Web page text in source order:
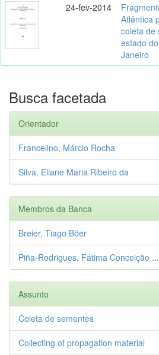
24-fev-2014
Atlântica
coleta de
estado
Janeiro
Busca facetada
Orientador
Francelino, Márcio Rocha
Silva, Eliane Maria Ribeiro da
Membros da Banca
Breier, Tiago Böer
Piña-Rodrigues, Fátima Conceição ...
Assunto
Coleta de sementes
Collecting of propagation material